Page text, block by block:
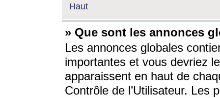
Haut
» Que sont les annonces
Les annonces globales
importantes et vous devriez
apparaissent en haut de
Contrôle de l’Utilisateur. Les